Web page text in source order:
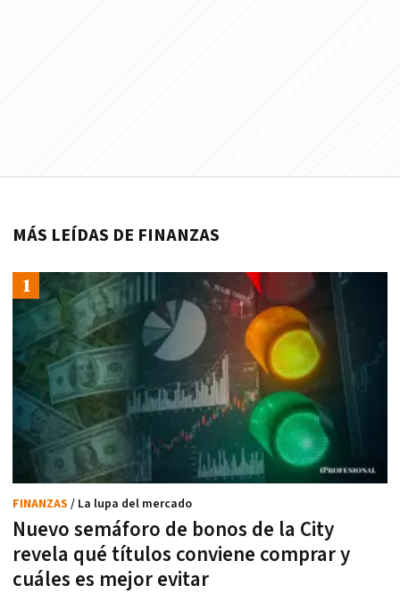
MÁS LEÍDAS DE FINANZAS
Nuevo semáforo de bonos de la City
revela qué títulos conviene comprar y
cuáles es mejor evitar
FINANZAS / La lupa del mercado